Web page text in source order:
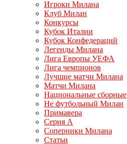
Игроки Милана
Клуб Милан
Конкурсы
Кубок Италии
Кубок Конфедераций
Легенды Милана
Лига Европы УЕФА
Лига чемпионов
Лучшие матчи Милана
Матчи Милана
Национальные сборные
Не футбольный Милан
Примавера
Серия А
Соперники Милана
Статьи